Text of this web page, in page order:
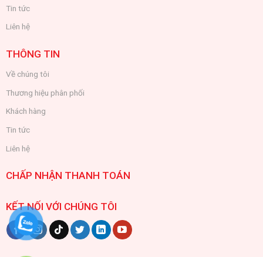
Tin tức
Liên hệ
THÔNG TIN
Về chúng tôi
Thương hiệu phân phối
Khách hàng
Tin tức
Liên hệ
CHẤP NHẬN THANH TOÁN
KẾT NỐI VỚI CHÚNG TÔI